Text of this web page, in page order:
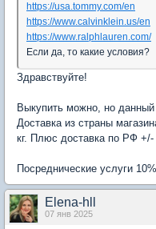
https://usa.tommy.com/en
https://www.calvinklein.us/en
https://www.ralphlauren.com/
Если да, то какие условия?
Здравствуйте!
Выкупить можно, но
Доставка из страны
кг. Плюс доставка по РФ +/-
Посреднические услуги 10%
Elena-hll
07 янв 2025